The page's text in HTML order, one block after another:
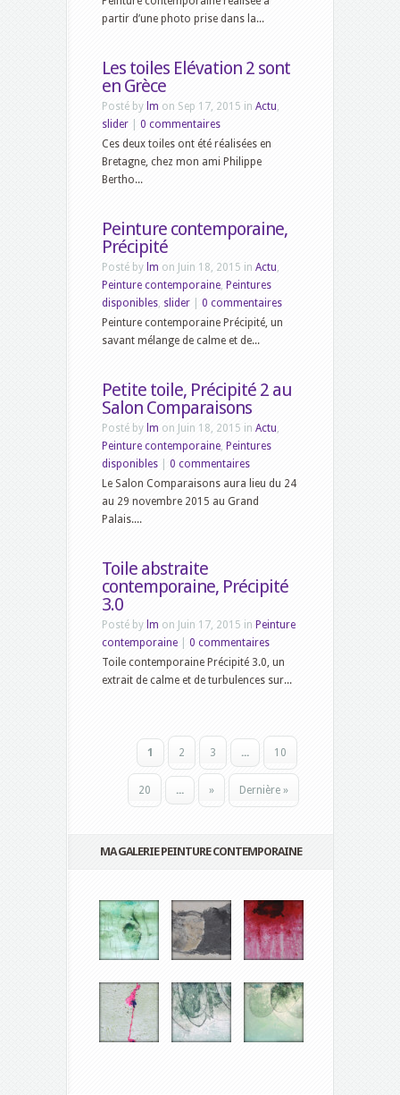
partir d’une photo prise dans la...
Les toiles Elévation 2 sont
en Grèce
Posté by lm on Sep 17, 2015 in Actu,
slider
0 commentaires
Ces deux toiles ont été réalisées en
Bretagne, chez mon ami Philippe
Bertho...
Peinture contemporaine,
Précipité
Posté by lm on Juin 18, 2015 in Actu,
Peinture contemporaine, Peintures
disponibles, slider
0 commentaires
Peinture contemporaine Précipité, un
savant mélange de calme et de...
Petite toile, Précipité 2 au
Salon Comparaisons
Posté by lm on Juin 18, 2015 in Actu,
Peinture contemporaine, Peintures
disponibles
0 commentaires
Le Salon Comparaisons aura lieu du 24
au 29 novembre 2015 au Grand
Palais....
Toile abstraite
contemporaine, Précipité
3.0
Posté by lm on Juin 17, 2015 in Peinture
contemporaine
0 commentaires
Toile contemporaine Précipité 3.0, un
extrait de calme et de turbulences sur...
1 2 3 ... 10
20 ... » Dernière »
MA GALERIE PEINTURE CONTEMPORAINE